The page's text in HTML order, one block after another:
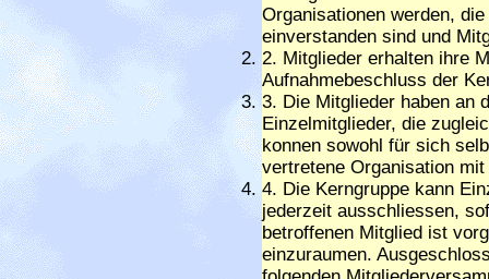
Organisationen werden,
einverstanden sind und
2. Mitglieder erhalten ihre
Aufnahmebeschluss der
3. Die Mitglieder haben an
Einzelmitglieder, die
konnen sowohl für sich
vertretene Organisation
4. Die Kerngruppe kann
jederzeit ausschliessen,
betroffenen Mitglied ist
einzuraumen.